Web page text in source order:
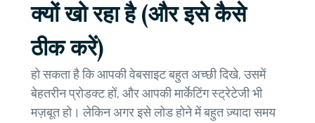
क्यों खो रहा है (और इसे कैसे
ठीक करें)
हो सकता है कि आपकी वेबसाइट बहुत अच्छी दिखे, उसमें
बेहतरीन प्रोडक्ट हों, और आपकी मार्केटिंग स्ट्रेटेजी भी
मज़बूत हो। लेकिन अगर इसे लोड होने में बहुत ज़्यादा समय